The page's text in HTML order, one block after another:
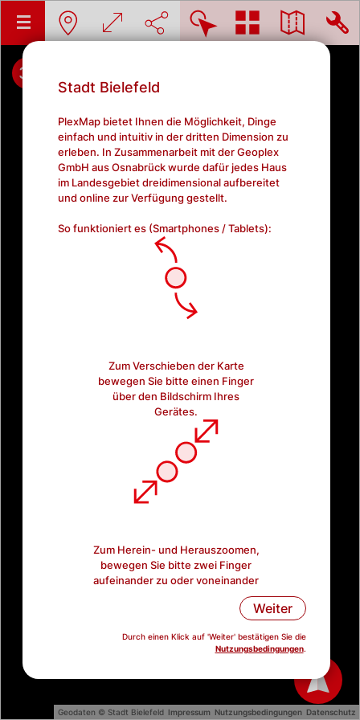
3D
Geodaten © Stadt Bielefeld Impressum Nutzungsbedingungen Datenschutz
Stadt Bielefeld
PlexMap bietet Ihnen die Möglichkeit, Dinge
einfach und intuitiv in der dritten Dimension zu
erleben. In Zusammenarbeit mit der Geoplex
GmbH aus Osnabrück wurde dafür jedes Haus
im Landesgebiet dreidimensional aufbereitet
und online zur Verfügung gestellt.
So funktioniert es (Smartphones / Tablets):
Zum Verschieben der Karte
bewegen Sie bitte einen Finger
über den Bildschirm Ihres
Gerätes.
Zum Herein- und Herauszoomen,
bewegen Sie bitte zwei Finger
aufeinander zu oder voneinander
Weiter
Durch einen Klick auf 'Weiter' bestätigen Sie die
Nutzungsbedingungen.